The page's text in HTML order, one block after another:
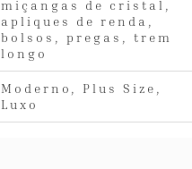
miçangas de cristal,
apliques de renda,
bolsos, pregas, trem
longo
Moderno, Plus Size,
Luxo